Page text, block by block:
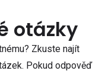
otázky
Zkuste najít
Pokud odpověď